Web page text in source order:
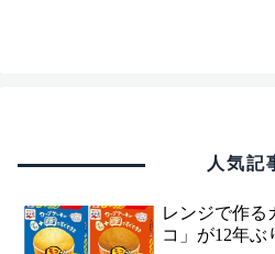
人気記
レンジで作る
コ」が12年ぶ